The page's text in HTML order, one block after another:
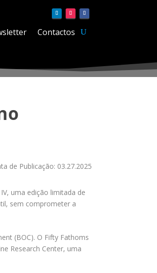
Contactos
de Publicação: 03.27.2025
uma edição limitada de
sem comprometer a
(BOC). O Fifty Fathoms
Research Center, uma